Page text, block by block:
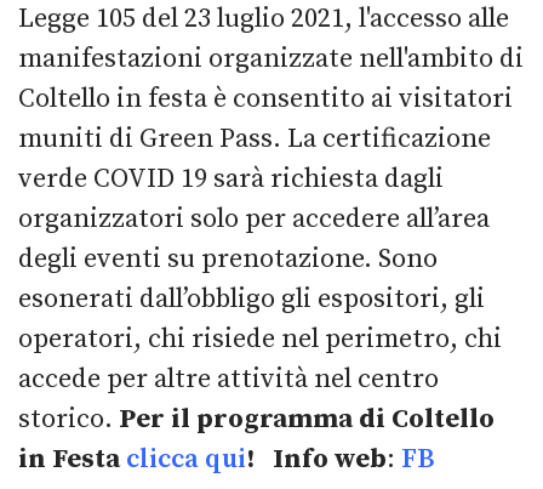
Legge 105 del 23 luglio 2021, l'accesso alle
manifestazioni organizzate nell'ambito di
Coltello in festa è consentito ai visitatori
muniti di Green Pass. La certificazione
verde COVID 19 sarà richiesta dagli
organizzatori solo per accedere all’area
degli eventi su prenotazione. Sono
esonerati dall’obbligo gli espositori, gli
operatori, chi risiede nel perimetro, chi
accede per altre attività nel centro
storico. Per il programma di Coltello
in Festaclicca qui! Info web: FB